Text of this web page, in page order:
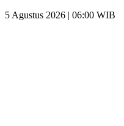
5 Agustus 2026 | 06:00 WIB